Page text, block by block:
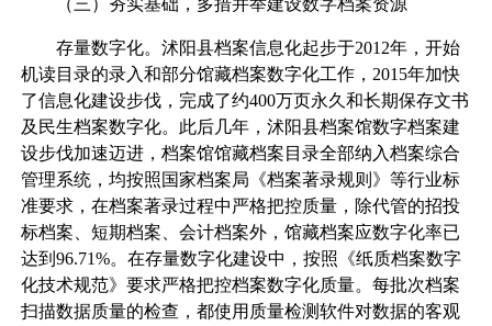
存量数字化。沭阳县档案信息化起步于2012年，开始
机读目录的录入和部分馆藏档案数字化工作，2015年加快
了信息化建设步伐，完成了约400万页永久和长期保存文书
及民生档案数字化。此后几年，沭阳县档案馆数字档案建
设步伐加速迈进，档案馆馆藏档案目录全部纳入档案综合
管理系统，均按照国家档案局《档案著录规则》等行业标
准要求，在档案著录过程中严格把控质量，除代管的招投
标档案、短期档案、会计档案外，馆藏档案应数字化率已
达到96.71%。在存量数字化建设中，按照《纸质档案数字
化技术规范》要求严格把控档案数字化质量。每批次档案
扫描数据质量的检查，都使用质量检测软件对数据的客观